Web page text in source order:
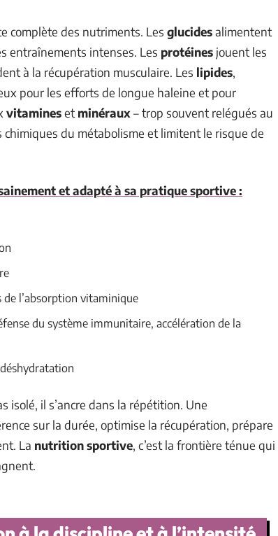
complète des nutriments. Les glucidesalimentent
entraînements intenses. Les protéines jouent les
à la récupération musculaire. Les lipides,
pour les efforts de longue haleine et pour
vitamineset minéraux– trop souvent relégués au
du métabolisme et limitent le risque de
et adapté à sa pratique sportive :
l’absorption vitaminique
du système immunitaire, accélération de la
isolé, il s’ancre dans la répétition. Une
sur la durée, optimise la récupération, prépare
La nutrition sportive, c’est la frontière ténue qui